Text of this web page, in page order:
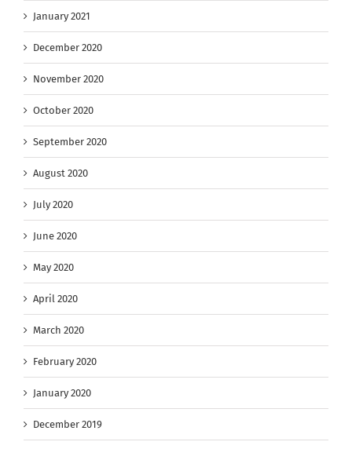
January 2021
December 2020
November 2020
October 2020
September 2020
August 2020
July 2020
June 2020
May 2020
April 2020
March 2020
February 2020
January 2020
December 2019